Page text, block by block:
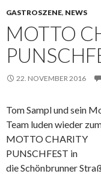
GASTROSZENE, NEWS
MOTTO
22. NOVEMBER 2016
Tom Sampl und sein
Team luden wieder
MOTTO CHARITY
PUNSCHFEST in
die Schönbrunner